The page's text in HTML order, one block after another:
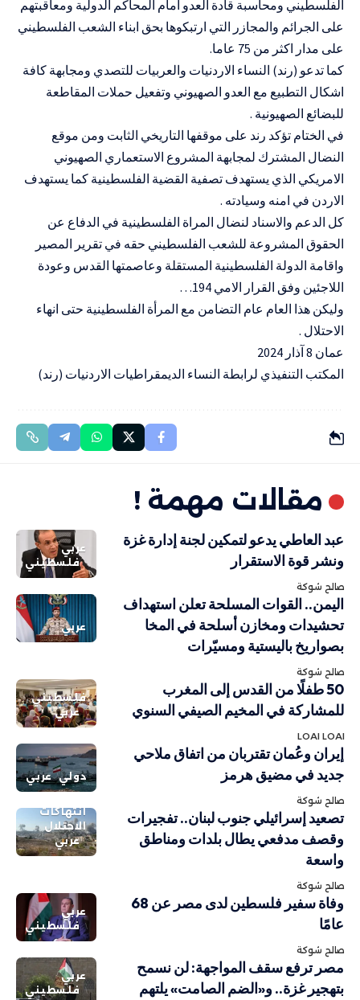
الفلسطيني ومحاسبة قادة العدو امام المحاكم الدولية ومعاقبتهم
على الجرائم والمجازر التي ارتبكوها بحق ابناء الشعب الفلسطيني
على مدار اكثر من 75 عاما.
كما تدعو (رند) النساء الاردنيات والعربيات للتصدي ومجابهة كافة
اشكال التطبيع مع العدو الصهيوني وتفعيل حملات المقاطعة
للبضائع الصهيونية .
في الختام تؤكد رند على موقفها التاريخي الثابت ومن موقع
النضال المشترك لمجابهة المشروع الاستعماري الصهيوني
الامريكي الذي يستهدف تصفية القضية الفلسطينية كما يستهدف
الاردن في امنه وسيادته .
كل الدعم والاسناد لنضال المراة الفلسطينية في الدفاع عن
الحقوق المشروعة للشعب الفلسطيني حقه في تقرير المصير
واقامة الدولة الفلسطينية المستقلة وعاصمتها القدس وعودة
اللاجئين وفق القرار الامي 194…
وليكن هذا العام عام التضامن مع المرأة الفلسطينية حتى انهاء
الاحتلال .
عمان 8 آذار 2024
المكتب التنفيذي لرابطة النساء الديمقراطيات الاردنيات (رند)
مقالات مهمة !
عربي
فلسطيني
عبد العاطي يدعو لتمكين لجنة إدارة غزة
ونشر قوة الاستقرار
صالح شوكة
عربي
اليمن.. القوات المسلحة تعلن استهداف
تحشيدات ومخازن أسلحة في المخا
بصواريخ باليستية ومسيّرات
صالح شوكة
فلسطيني
عربي
50 طفلًا من القدس إلى المغرب
للمشاركة في المخيم الصيفي السنوي
LOAI LOAI
دولي عربي
إيران وعُمان تقتربان من اتفاق ملاحي
جديد في مضيق هرمز
صالح شوكة
انتهاكات
الاحتلال
عربي
تصعيد إسرائيلي جنوب لبنان.. تفجيرات
وقصف مدفعي يطال بلدات ومناطق
واسعة
صالح شوكة
عربي
فلسطيني
وفاة سفير فلسطين لدى مصر عن 68
عامًا
صالح شوكة
عربي
فلسطيني
مصر ترفع سقف المواجهة: لن نسمح
بتهجير غزة.. و«الضم الصامت» يلتهم